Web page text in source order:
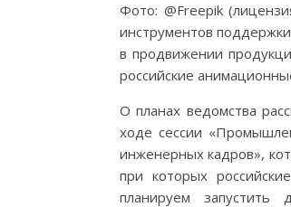
Фото: @Freepik
инструментов
в продвижении
российские
О планах ведомства
ходе сессии
инженерных кадров»,
при которых
планируем